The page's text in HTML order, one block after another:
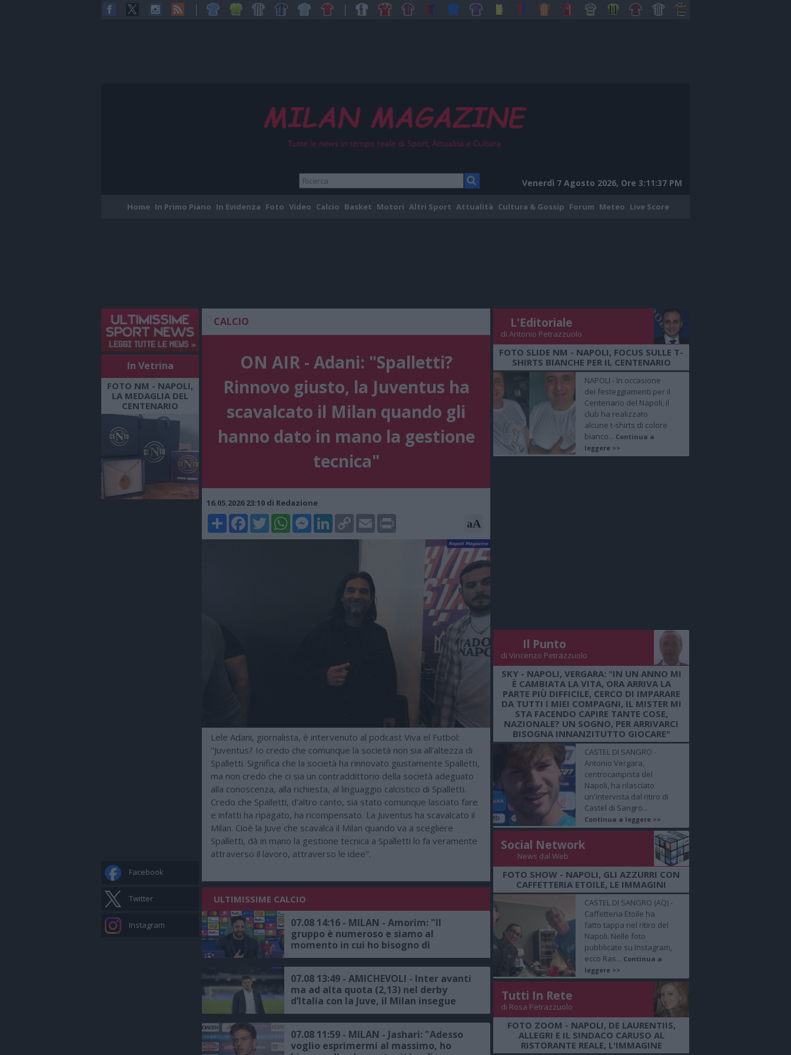
Venerdì 7 Agosto 2026, Ore 3:11:38 PM
Home In Primo Piano In Evidenza Foto Video Calcio Basket Motori Altri Sport Attualità Cultura & Gossip Forum Meteo Live Score
In Vetrina
FOTO NM - NAPOLI,
LA MEDAGLIA DEL
CENTENARIO
Facebook
Twitter
Instagram
CALCIO
ON AIR - Adani: "Spalletti?
Rinnovo giusto, la Juventus ha
scavalcato il Milan quando gli
hanno dato in mano la gestione
tecnica"
16.05.2026 23:10 di Redazione
ShareFacebookTwitterWhatsAppMessenger
LinkedIn
Copy
Link
Email Print aA
Lele Adani, giornalista, è intervenuto al podcast Viva el Futbol:
"Juventus? Io credo che comunque la società non sia all'altezza di
Spalletti. Significa che la società ha rinnovato giustamente Spalletti,
ma non credo che ci sia un contraddittorio della società adeguato
alla conoscenza, alla richiesta, al linguaggio calcistico di Spalletti.
Credo che Spalletti, d'altro canto, sia stato comunque lasciato fare
e infatti ha ripagato, ha ricompensato. La Juventus ha scavalcato il
Milan. Cioè la Juve che scavalca il Milan quando va a scegliere
Spalletti, dà in mano la gestione tecnica a Spalletti lo fa veramente
attraverso il lavoro, attraverso le idee".
ULTIMISSIME CALCIO
07.08 14:16 - MILAN - Amorim: "Il
gruppo è numeroso e siamo al
momento in cui ho bisogno di
raccogliere le informazioni per fare le
scelte giuste"
07.08 13:49 - AMICHEVOLI - Inter avanti
ma ad alta quota (2,13) nel derby
d’Italia con la Juve, il Milan insegue
contro il Chelsea
07.08 11:59 - MILAN - Jashari: "Adesso
voglio esprimermi al massimo, ho
L'Editoriale
di Antonio Petrazzuolo
FOTO SLIDE NM - NAPOLI, FOCUS SULLE T-
SHIRTS BIANCHE PER IL CENTENARIO
NAPOLI - In occasione
dei festeggiamenti per il
Centenario del Napoli, il
club ha realizzato
alcune t-shirts di colore
bianco... Continua a
leggere >>
Il Punto
di Vincenzo Petrazzuolo
SKY - NAPOLI, VERGARA: "IN UN ANNO MI
È CAMBIATA LA VITA, ORA ARRIVA LA
PARTE PIÙ DIFFICILE, CERCO DI IMPARARE
DA TUTTI I MIEI COMPAGNI, IL MISTER MI
STA FACENDO CAPIRE TANTE COSE,
NAZIONALE? UN SOGNO, PER ARRIVARCI
BISOGNA INNANZITUTTO GIOCARE"
CASTEL DI SANGRO -
Antonio Vergara,
centrocampista del
Napoli, ha rilasciato
un'intervista dal ritiro di
Castel di Sangro...
Continua a leggere >>
Social Network
News dal Web
FOTO SHOW - NAPOLI, GLI AZZURRI CON
CAFFETTERIA ETOILE, LE IMMAGINI
CASTEL DI SANGRO (AQ) -
Caffetteria Etoile ha
fatto tappa nel ritiro del
Napoli. Nelle foto
pubblicate su Instagram,
ecco Ras... Continua a
leggere >>
Tutti In Rete
di Rosa Petrazzuolo
FOTO ZOOM - NAPOLI, DE LAURENTIIS,
ALLEGRI E IL SINDACO CARUSO AL
RISTORANTE REALE, L'IMMAGINE